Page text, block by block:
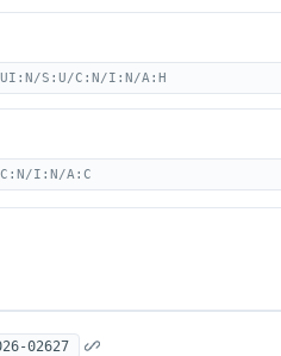
S:U/C:N/I:N/A:H
I:N/A:C
02627